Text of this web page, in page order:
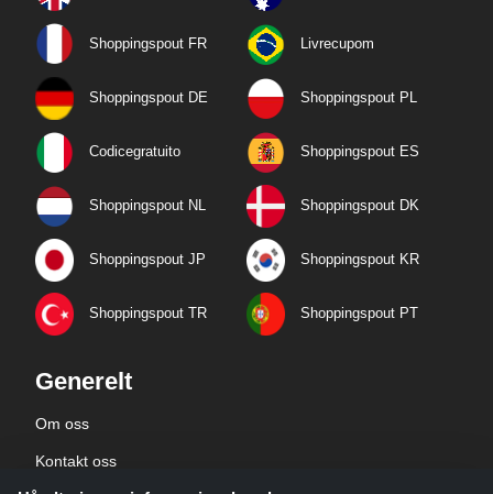
Shoppingspout FR Livrecupom
Shoppingspout DE Shoppingspout PL
Codicegratuito Shoppingspout ES
Shoppingspout NL Shoppingspout DK
Shoppingspout JP Shoppingspout KR
Shoppingspout TR Shoppingspout PT
Generelt
Om oss
Kontakt oss